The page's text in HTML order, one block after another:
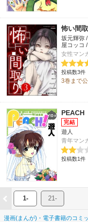
怖い間
坂元輝弥
屋コッコ
女性マン
投稿数3件
3巻まで
PEACH
遊人
青年マン
投稿数1件
1- 21-
漫画(まんが)・電子書籍のコミ